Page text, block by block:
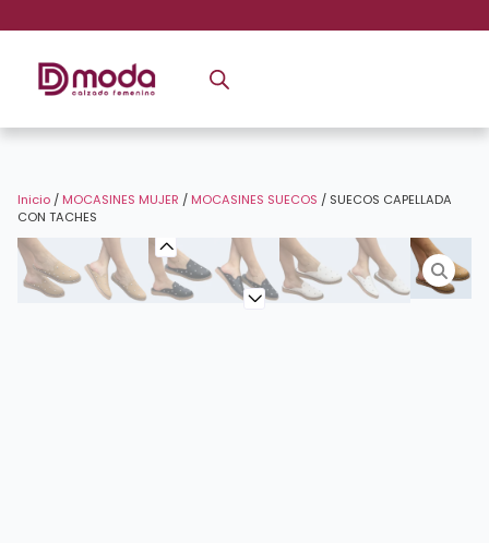
Inicio / MOCASINES MUJER / MOCASINES SUECOS / SUECOS CAPELLADA
CON TACHES